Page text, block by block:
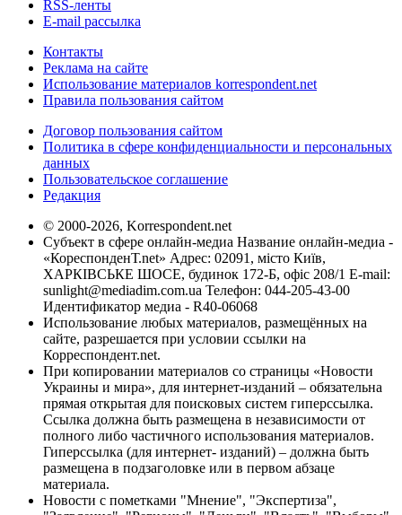
RSS-ленты
E-mail рассылка
Контакты
Реклама на сайте
Использование материалов korrespondent.net
Правила пользования сайтом
Договор пользования сайтом
Политика в сфере конфиденциальности и персональных
данных
Пользовательское соглашение
Редакция
© 2000-2026, Korrespondent.net
Субъект в сфере онлайн-медиа Название онлайн-медиа -
«КореспонденТ.net» Адрес: 02091, місто Київ,
ХАРКІВСЬКЕ ШОСЕ, будинок 172-Б, офіс 208/1 E-mail:
sunlight@mediadim.com.ua Телефон: 044-205-43-00
Идентификатор медиа - R40-06068
Использование любых материалов, размещённых на
сайте, разрешается при условии ссылки на
Корреспондент.net.
При копировании материалов со страницы «Новости
Украины и мира», для интернет-изданий – обязательна
прямая открытая для поисковых систем гиперссылка.
Ссылка должна быть размещена в независимости от
полного либо частичного использования материалов.
Гиперссылка (для интернет- изданий) – должна быть
размещена в подзаголовке или в первом абзаце
материала.
Новости с пометками "Мнение", "Экспертиза",